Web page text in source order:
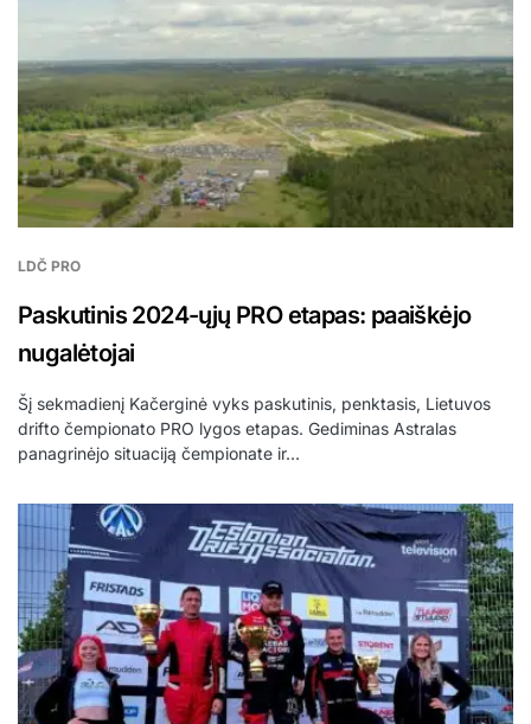
LDČ PRO
Paskutinis 2024-ųjų PRO etapas: paaiškėjo
nugalėtojai
Šį sekmadienį Kačerginė vyks paskutinis, penktasis, Lietuvos
drifto čempionato PRO lygos etapas. Gediminas Astralas
panagrinėjo situaciją čempionate ir…